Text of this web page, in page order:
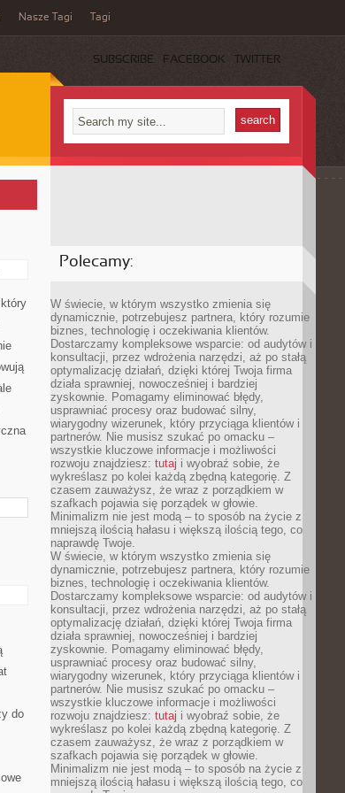
Nasze Tagi Tagi
SUBSCRIBE FACEBOOK TWITTER
do
Polecamy:
W świecie, w którym wszystko zmienia się
dynamicznie, potrzebujesz partnera, który rozumie
biznes, technologię i oczekiwania klientów.
Dostarczamy kompleksowe wsparcie: od audytów i
konsultacji, przez wdrożenia narzędzi, aż po stałą
optymalizację działań, dzięki której Twoja firma
działa sprawniej, nowocześniej i bardziej
zyskownie. Pomagamy eliminować błędy,
usprawniać procesy oraz budować silny,
wiarygodny wizerunek, który przyciąga klientów i
partnerów. Nie musisz szukać po omacku –
wszystkie kluczowe informacje i możliwości
rozwoju znajdziesz: tutaj i wyobraź sobie, że
wykreślasz po kolei każdą zbędną kategorię. Z
czasem zauważysz, że wraz z porządkiem w
szafkach pojawia się porządek w głowie.
Minimalizm nie jest modą – to sposób na życie z
mniejszą ilością hałasu i większą ilością tego, co
naprawdę Twoje.
W świecie, w którym wszystko zmienia się
dynamicznie, potrzebujesz partnera, który rozumie
biznes, technologię i oczekiwania klientów.
Dostarczamy kompleksowe wsparcie: od audytów i
konsultacji, przez wdrożenia narzędzi, aż po stałą
optymalizację działań, dzięki której Twoja firma
działa sprawniej, nowocześniej i bardziej
zyskownie. Pomagamy eliminować błędy,
usprawniać procesy oraz budować silny,
wiarygodny wizerunek, który przyciąga klientów i
partnerów. Nie musisz szukać po omacku –
wszystkie kluczowe informacje i możliwości
rozwoju znajdziesz: tutaj i wyobraź sobie, że
wykreślasz po kolei każdą zbędną kategorię. Z
czasem zauważysz, że wraz z porządkiem w
szafkach pojawia się porządek w głowie.
Minimalizm nie jest modą – to sposób na życie z
mniejszą ilością hałasu i większą ilością tego, co